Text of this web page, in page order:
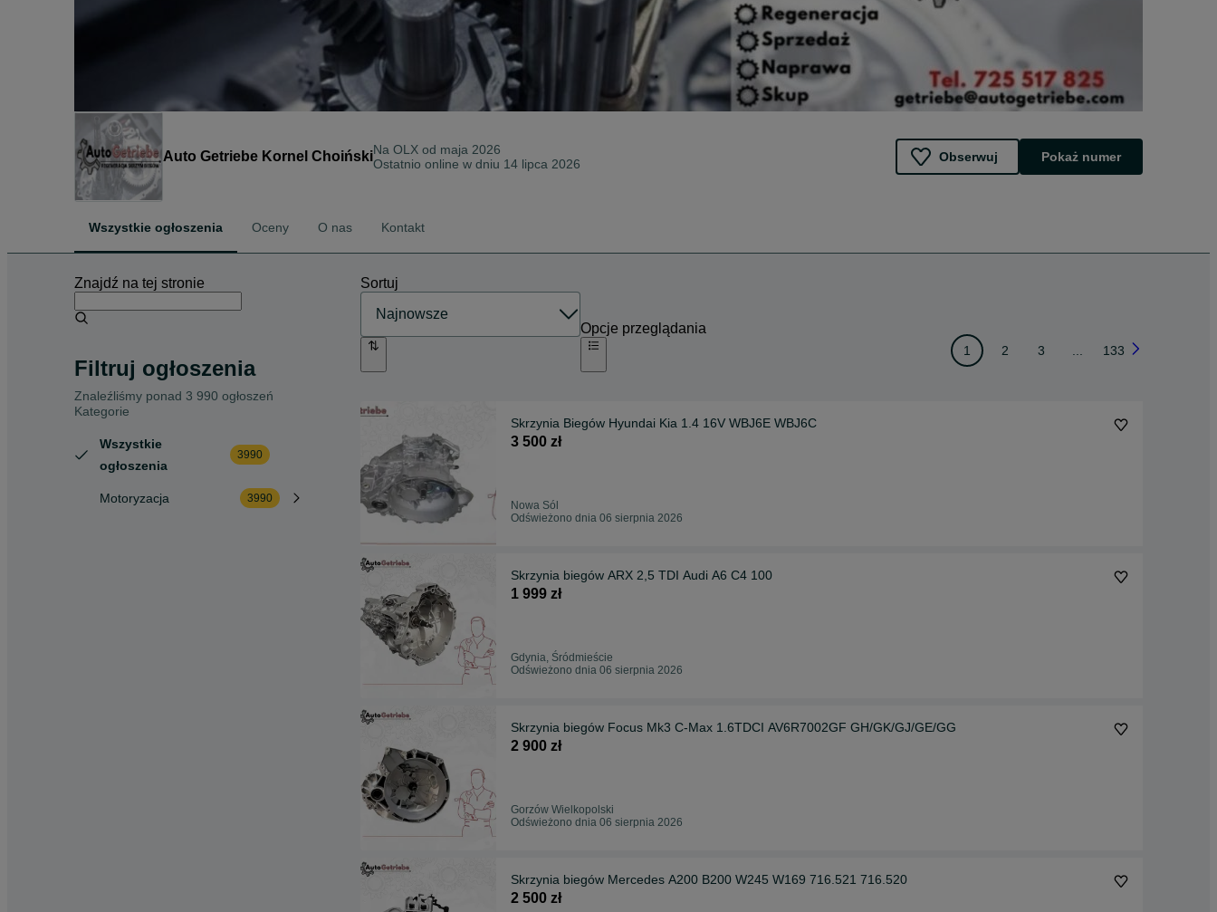
Auto Getriebe Kornel ChoińskiNa OLX od maja 2026
Ostatnio online w dniu 14 lipca 2026
Obserwuj Pokaż numer
Wszystkie ogłoszenia Oceny O nas Kontakt
Znajdź na tej stronie
Filtruj ogłoszenia
Znaleźliśmy ponad 3 990 ogłoszeń
Kategorie
Wszystkie
ogłoszenia
3990
Motoryzacja 3990
Sortuj
Opcje przeglądania
1 2 3 133
Skrzynia Biegów Hyundai Kia 1.4 16V WBJ6E WBJ6C
3 500 zł
Nowa Sól
Odświeżono dnia 06 sierpnia 2026
Skrzynia biegów ARX 2,5 TDI Audi A6 C4 100
1 999 zł
Gdynia, Śródmieście
Odświeżono dnia 06 sierpnia 2026
Skrzynia biegów Focus Mk3 C-Max 1.6TDCI AV6R7002GF GH/GK/GJ/GE/GG
2 900 zł
Gorzów Wielkopolski
Odświeżono dnia 06 sierpnia 2026
Skrzynia biegów Mercedes A200 B200 W245 W169 716.521 716.520
2 500 zł